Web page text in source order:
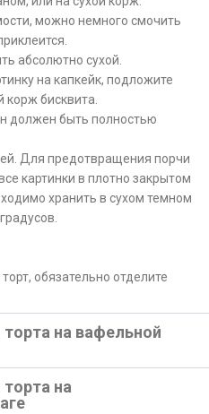
можно немного смочить
абсолютно сухой.
на капкейк, подложите
корж бисквита.
должен быть полностью
Для предотвращения порчи
картинки в плотно закрытом
хранить в сухом темном
обязательно отделите
на вафельной
на